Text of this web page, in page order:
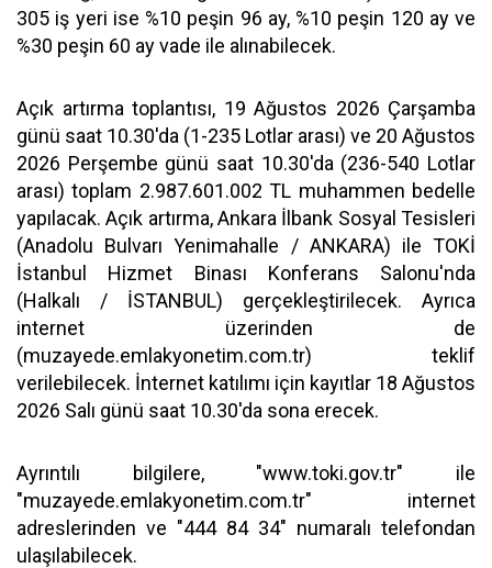
305 iş yeri ise %10 peşin 96 ay, %10 peşin 120 ay ve
%30 peşin 60 ay vade ile alınabilecek.
Açık artırma toplantısı, 19 Ağustos 2026 Çarşamba
günü saat 10.30'da (1-235 Lotlar arası) ve 20 Ağustos
2026 Perşembe günü saat 10.30'da (236-540 Lotlar
arası) toplam 2.987.601.002 TL muhammen bedelle
yapılacak. Açık artırma, Ankara İlbank Sosyal Tesisleri
(Anadolu Bulvarı Yenimahalle / ANKARA) ile TOKİ
İstanbul Hizmet Binası Konferans Salonu'nda
(Halkalı / İSTANBUL) gerçekleştirilecek. Ayrıca
internet üzerinden de
(muzayede.emlakyonetim.com.tr) teklif
verilebilecek. İnternet katılımı için kayıtlar 18 Ağustos
2026 Salı günü saat 10.30'da sona erecek.
Ayrıntılı bilgilere, "www.toki.gov.tr" ile
"muzayede.emlakyonetim.com.tr" internet
adreslerinden ve "444 84 34" numaralı telefondan
ulaşılabilecek.